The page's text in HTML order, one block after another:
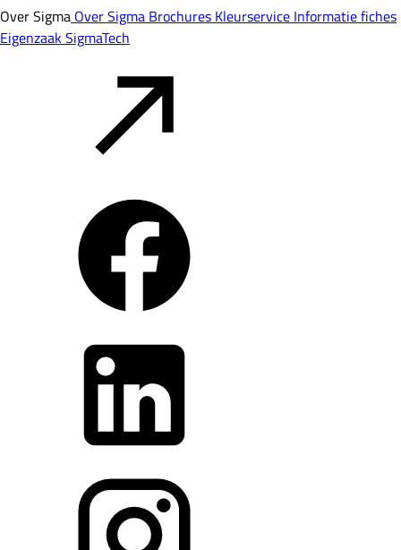
Over Sigma Over Sigma Brochures Kleurservice Informatie fiches
EigenzaakSigmaTech